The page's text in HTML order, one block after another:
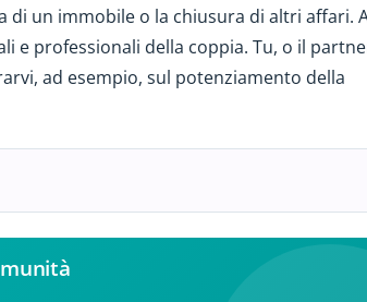
di un immobile o la chiusura di altri affari.
e professionali della coppia. Tu, o il
ad esempio, sul potenziamento della